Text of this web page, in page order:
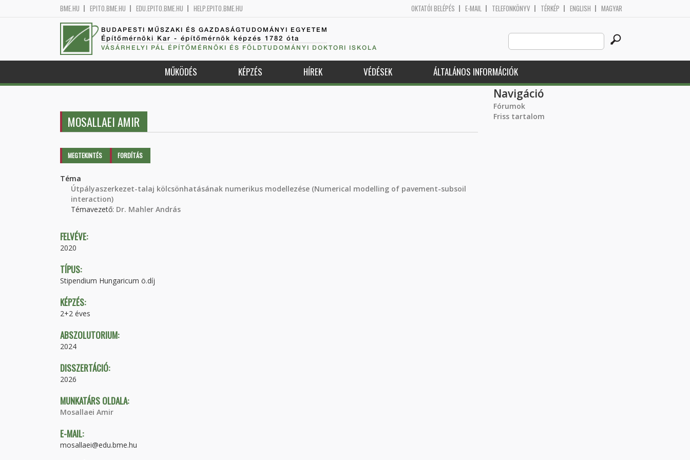
BME.HU EPITO.BME.HU EDU.EPITO.BME.HU HELP.EPITO.BME.HU OKTATÓI BELÉPÉS E-MAIL TELEFONKÖNYV TÉRKÉP ENGLISH MAGYAR
BUDAPESTI MŰSZAKI ÉS GAZDASÁGTUDOMÁNYI EGYETEM
Építőmérnöki Kar - építőmérnök képzés 1782 óta
VÁSÁRHELYI PÁL ÉPÍTŐMÉRNÖKI ÉS FÖLDTUDOMÁNYI DOKTORI ISKOLA
Search
this
site
MŰKÖDÉS KÉPZÉS HÍREK VÉDÉSEK ÁLTALÁNOS INFORMÁCIÓK
MOSALLAEI AMIR
Elsődleges fülek
MEGTEKINTÉS (AKTÍVFORDÍTÁS
Téma
Útpályaszerkezet-talaj kölcsönhatásának numerikus modellezése (Numerical modelling of pavement-subsoil
interaction)
Témavezető: Dr. Mahler András
FELVÉVE:
2020
TÍPUS:
Stipendium Hungaricum ö.díj
KÉPZÉS:
2+2 éves
ABSZOLUTORIUM:
2024
DISSZERTÁCIÓ:
2026
MUNKATÁRS OLDALA:
Mosallaei Amir
E-MAIL:
mosallaei@edu.bme.hu
Navigáció
Fórumok
Friss tartalom